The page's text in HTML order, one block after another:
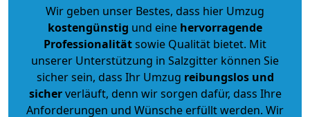
Wir geben unser Bestes, dass hier Umzug
kostengünstig und eine hervorragende
Professionalitätsowie Qualität bietet. Mit
unserer Unterstützung in Salzgitter können Sie
sicher sein, dass Ihr Umzug reibungslos und
sicherverläuft, denn wir sorgen dafür, dass Ihre
Anforderungen und Wünsche erfüllt werden. Wir